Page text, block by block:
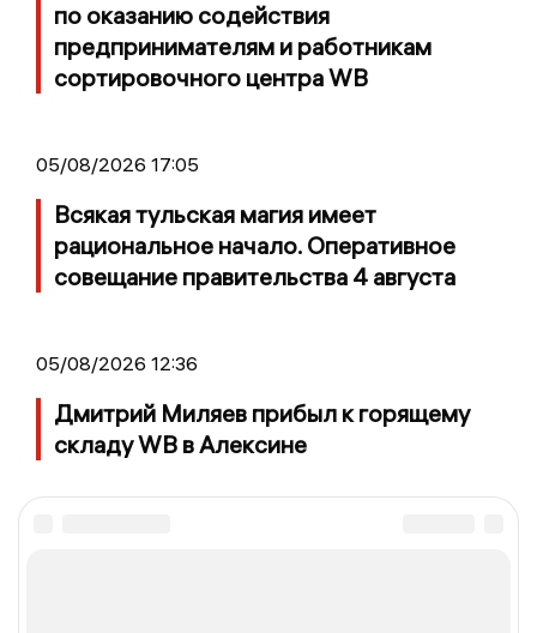
по оказанию содействия
предпринимателям и работникам
сортировочного центра WB
05/08/2026 17:05
Всякая тульская магия имеет
рациональное начало. Оперативное
совещание правительства 4 августа
05/08/2026 12:36
Дмитрий Миляев прибыл к горящему
складу WB в Алексине